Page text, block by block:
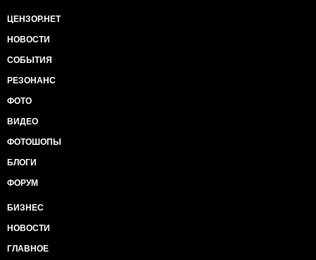
ЦЕНЗОР.НЕТ
НОВОСТИ
СОБЫТИЯ
РЕЗОНАНС
ФОТО
ВИДЕО
ФОТОШОПЫ
БЛОГИ
ФОРУМ
БИЗНЕС
НОВОСТИ
ГЛАВНОЕ